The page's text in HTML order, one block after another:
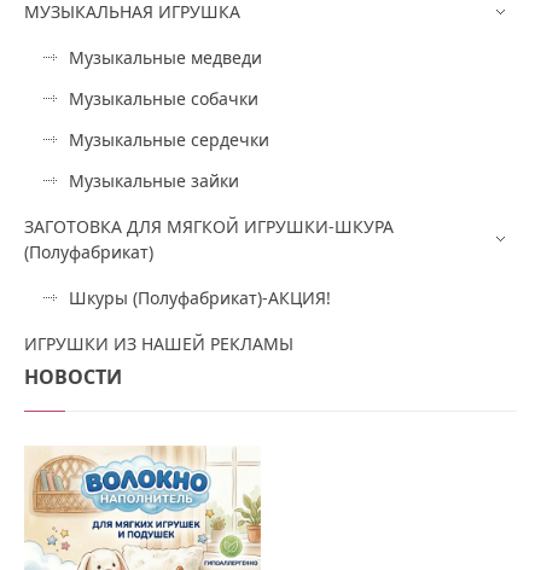
МУЗЫКАЛЬНАЯ ИГРУШКА
Музыкальные медведи
Музыкальные собачки
Музыкальные сердечки
Музыкальные зайки
ЗАГОТОВКА ДЛЯ МЯГКОЙ ИГРУШКИ-ШКУРА
(Полуфабрикат)
Шкуры (Полуфабрикат)-АКЦИЯ!
ИГРУШКИ ИЗ НАШЕЙ РЕКЛАМЫ
НОВОСТИ